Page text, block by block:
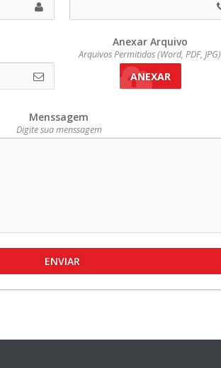
Anexar Arquivo
Arquivos Permitidos (Word, PDF, JPG)
ANEXAR
Menssagem
Digite sua menssagem
ENVIAR